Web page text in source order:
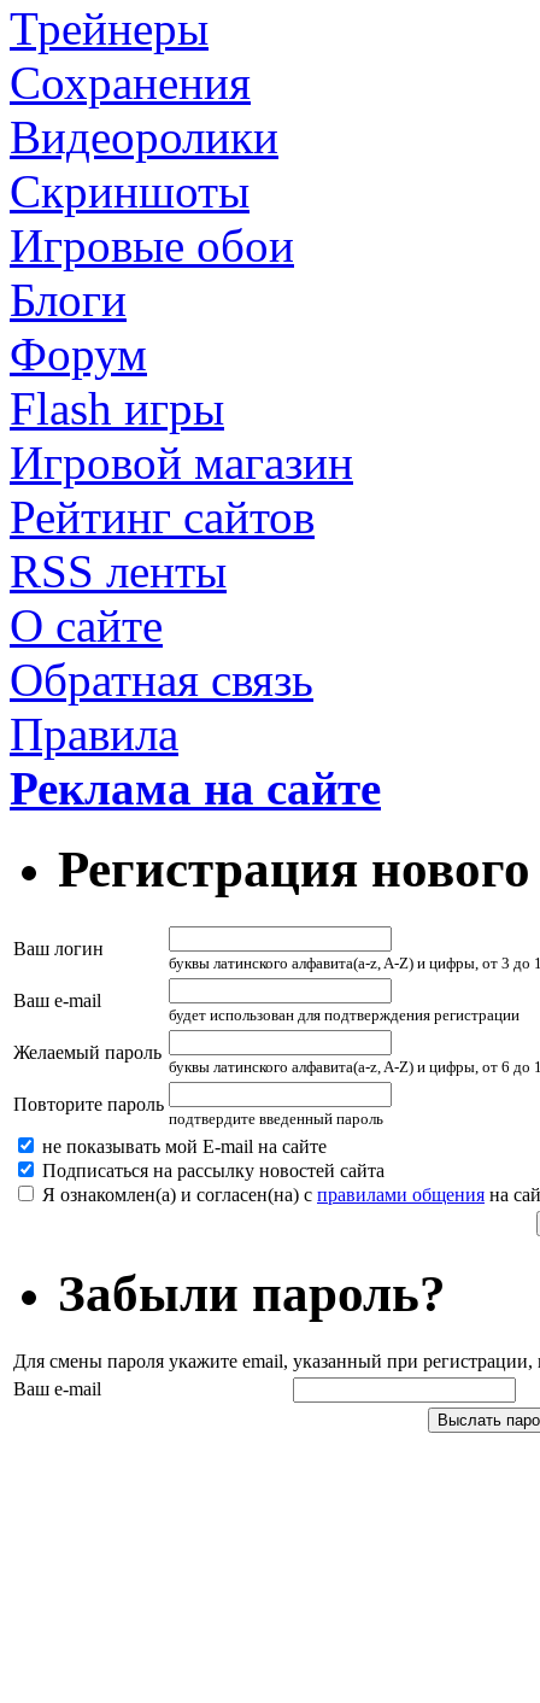
Трейнеры
Сохранения
Видеоролики
Скриншоты
Игровые обои
Блоги
Форум
Flash игры
Игровой магазин
Рейтинг сайтов
RSS ленты
О сайте
Обратная связь
Правила
Реклама на сайте
Регистрация
Ваш логин
буквы латинского алфавита(a-z, A-Z) и цифры, от 3 до
Ваш e-mail
будет использован для подтверждения регистрации
Желаемый пароль
буквы латинского алфавита(a-z, A-Z) и цифры, от 6 до
Повторите пароль
подтвердите введенный пароль
не показывать мой E-mail на сайте
Подписаться на рассылку новостей сайта
Я ознакомлен(а) и согласен(на) с правилами общения на
Забыли пароль?
Для смены пароля укажите email, указанный при
Ваш e-mail